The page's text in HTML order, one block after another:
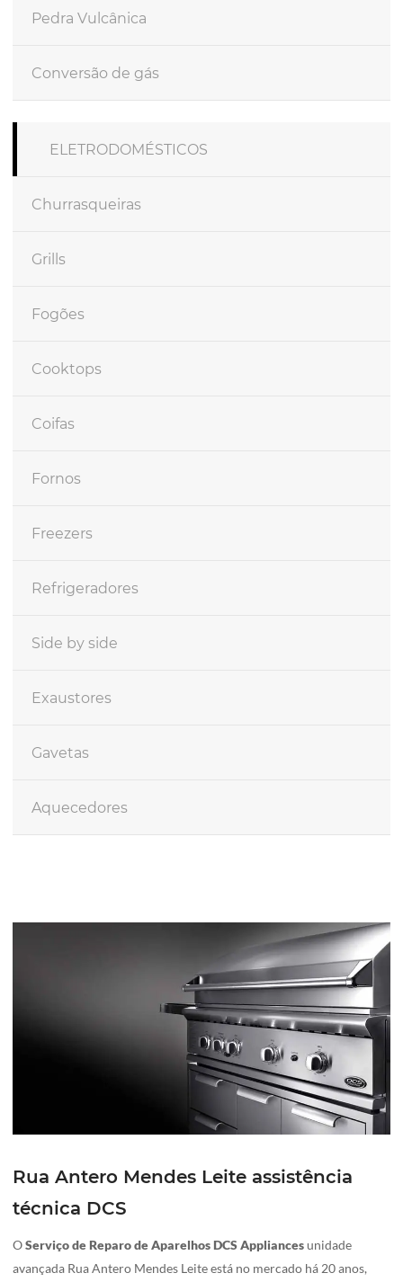
Pedra Vulcânica
Conversão de gás
ELETRODOMÉSTICOS
Churrasqueiras
Grills
Fogões
Cooktops
Coifas
Fornos
Freezers
Refrigeradores
Side by side
Exaustores
Gavetas
Aquecedores
Rua Antero Mendes Leite assistência
técnica DCS
OServiço de Reparo de Aparelhos DCS Appliances unidade
avançada Rua Antero Mendes Leite está no mercado há 20 anos,